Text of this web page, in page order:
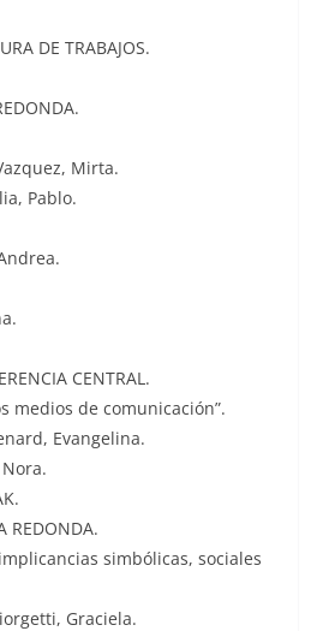
DE TRABAJOS.
Mirta.
Pablo.
CENTRAL.
medios de comunicación”.
Evangelina.
REDONDA.
simbólicas, sociales
Graciela.